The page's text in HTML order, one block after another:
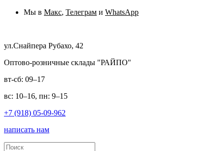
Мы в Макс, Телеграм и WhatsApp
ул.Снайпера Рубахо, 42
Оптово-розничные склады "РАЙПО"
вт-сб: 09–17
вс: 10–16, пн: 9–15
+7 (918) 05-09-962
написать нам